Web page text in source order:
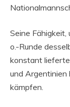
Seine Fähigkeit,
o.-Runde
konstant
und Argentinien
kämpfen.